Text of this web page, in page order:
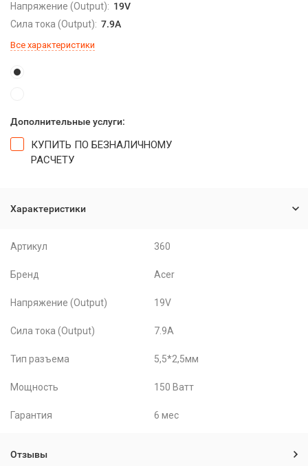
Напряжение (Output): 19V
Сила тока (Output): 7.9A
Все характеристики
Дополнительные услуги:
КУПИТЬ ПО БЕЗНАЛИЧНОМУ
РАСЧЕТУ
Характеристики
Артикул 360
Бренд Acer
Напряжение (Output) 19V
Сила тока (Output) 7.9A
Тип разъема 5,5*2,5мм
Мощность 150 Ватт
Гарантия 6 мес
Отзывы